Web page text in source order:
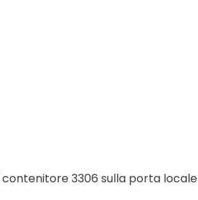
3306 sulla porta locale